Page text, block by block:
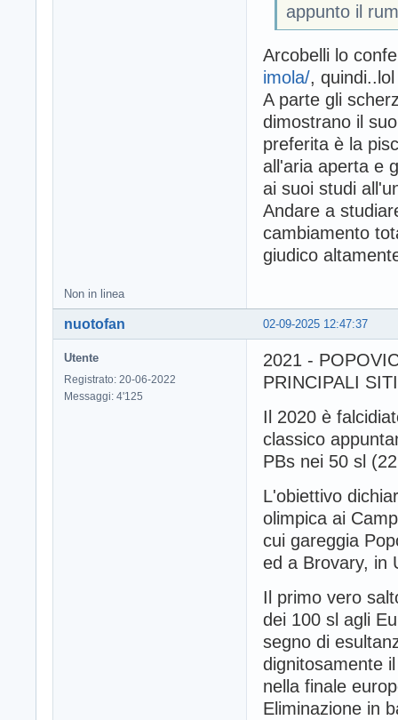
appunto il
Arcobelli lo
imola/, quindi..lol
A parte gli
dimostrano il
preferita è la
all'aria aperta e
ai suoi studi
Andare a
cambiamento
giudico
Non in linea
02-09-2025 12:47:37
nuotofan
Utente
Registrato: 20-06-2022
Messaggi: 4'125
2021 -
PRINCIPALI
Il 2020 è
classico
PBs nei 50 sl
L'obiettivo
olimpica ai
cui gareggia
ed a Brovary, in
Il primo vero
dei 100 sl agli
segno di
dignitosamente
nella finale
Eliminazione in